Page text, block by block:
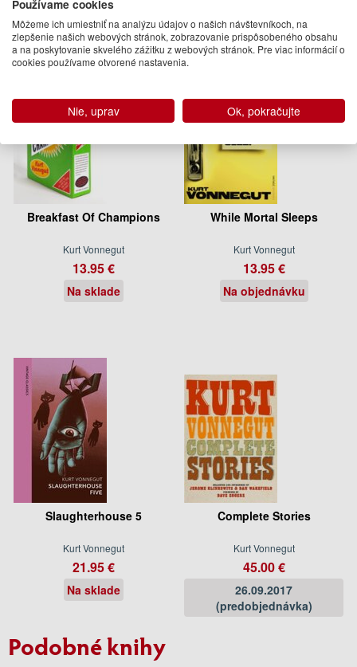
Breakfast Of Champions
Kurt Vonnegut
13.95 €
Na sklade
While Mortal Sleeps
Kurt Vonnegut
13.95 €
Na objednávku
Slaughterhouse 5
Kurt Vonnegut
21.95 €
Na sklade
Complete Stories
Kurt Vonnegut
45.00 €
26.09.2017
(predobjednávka)
Podobné knihy
Používame cookies
Môžeme ich umiestniť na analýzu údajov o našich návštevníkoch, na
zlepšenie našich webových stránok, zobrazovanie prispôsobeného obsahu
a na poskytovanie skvelého zážitku z webových stránok. Pre viac informácií o
cookies používame otvorené nastavenia.
Nie, uprav Ok, pokračujte